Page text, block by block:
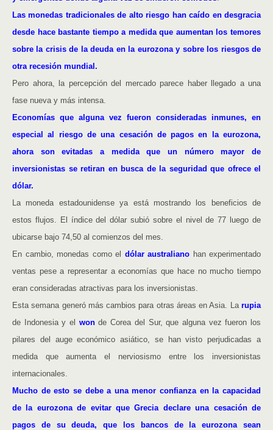
Las monedas tradicionales de alto riesgo han caído en desgracia
desde hace bastante tiempo a medida que aumentan los temores
sobre la crisis de la deuda en la eurozona y sobre los riesgos de
otra recesión mundial.
Pero ahora, la percepción del mercado parece haber llegado a una
fase nueva y más intensa.
Economías que alguna vez fueron consideradas inmunes, en
especial al riesgo de una cesación de pagos en la eurozona,
ahora son evitadas a medida que un número mayor de
inversionistas se retiran en busca de la seguridad que ofrece el
dólar.
La moneda estadounidense ya está mostrando los beneficios de
estos flujos. El índice del dólar subió sobre el nivel de 77 luego de
ubicarse bajo 74,50 al comienzos del mes.
En cambio, monedas como el dólar australiano han experimentado
ventas pese a representar a economías que hace no mucho tiempo
eran consideradas atractivas para los inversionistas.
Esta semana generó más cambios para otras áreas en Asia. La rupia
de Indonesia y el wonde Corea del Sur, que alguna vez fueron los
pilares del auge económico asiático, se han visto perjudicadas a
medida que aumenta el nerviosismo entre los inversionistas
internacionales.
Mucho de esto se debe a una menor confianza en la capacidad
de la eurozona de evitar que Grecia declare una cesación de
pagos de su deuda, que los bancos de la eurozona sean